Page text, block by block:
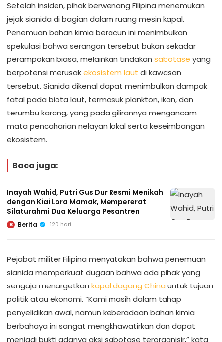
Setelah insiden, pihak berwenang Filipina menemukan
jejak sianida di bagian dalam ruang mesin kapal.
Penemuan bahan kimia beracun ini menimbulkan
spekulasi bahwa serangan tersebut bukan sekadar
perampokan biasa, melainkan tindakan sabotase yang
berpotensi merusakekosistem laut di kawasan
tersebut. Sianida dikenal dapat menimbulkan dampak
fatal pada biota laut, termasuk plankton, ikan, dan
terumbu karang, yang pada gilirannya mengancam
mata pencaharian nelayan lokal serta keseimbangan
ekosistem.
Baca juga:
Inayah Wahid, Putri Gus Dur Resmi Menikah
dengan Kiai Lora Mamak, Mempererat
Silaturahmi Dua Keluarga Pesantren
B Berita 120 hari
Pejabat militer Filipina menyatakan bahwa penemuan
sianida memperkuat dugaan bahwa ada pihak yang
sengaja menargetkan kapal dagang China untuk tujuan
politik atau ekonomi. “Kami masih dalam tahap
penyelidikan awal, namun keberadaan bahan kimia
berbahaya ini sangat mengkhawatirkan dan dapat
menjadi bukti adanya aksi sabotase terorganisir,” kata